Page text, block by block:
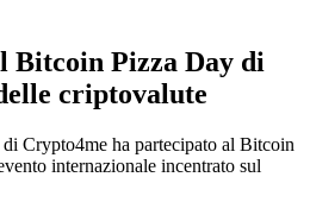
Bitcoin Pizza Day di
criptovalute
Crypto4me ha partecipato al Bitcoin
internazionale incentrato sul